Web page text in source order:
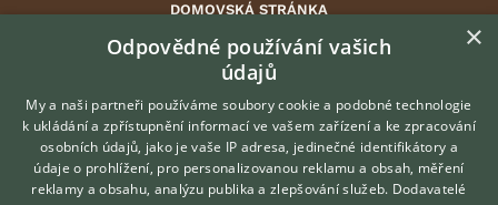
DOMOVSKÁ STRÁNKA
INZERCE
DISKUSE
ČLÁNKY
ATLAS
O nás
×
Odpovědné používání vašich
údajů
My a naši partneři používáme soubory cookie a podobné technologie
k ukládání a zpřístupnění informací ve vašem zařízení a ke zpracování
osobních údajů, jako je vaše IP adresa, jedinečné identifikátory a
údaje o prohlížení, pro personalizovanou reklamu a obsah, měření
reklamy a obsahu, analýzu publika a zlepšování služeb. Dodavatelé